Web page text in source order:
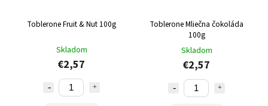
Toblerone Fruit & Nut 100g
Skladom
€2,57
Toblerone Mliečna čokoláda
100g
Skladom
€2,57